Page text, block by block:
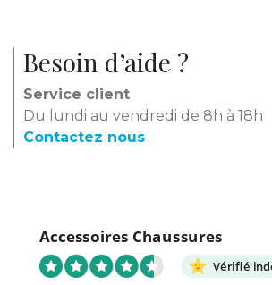
Besoin d’aide ?
Service client
Du lundi au vendredi de 8h à 18h
Contactez nous
Accessoires Chaussures
Vérifié